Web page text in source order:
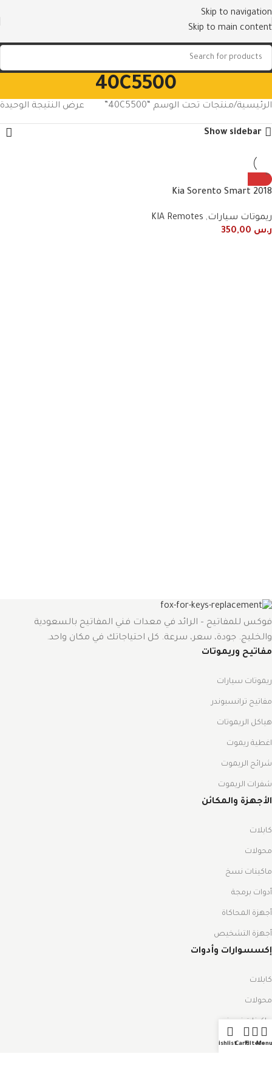
Skip to navigation
Skip to main content
40C5500
الرئيسية منتجات تحت الوسم “40C5500” عرض النتيجة الوحيدة
Show sidebar
2018 Kia Sorento Smart
ريموتات سيارات,
KIA Remotes
ر.س
فوكس للمفاتيح – الرائد في معدات فني المفاتيح بالسعودية
والخليج. جودة، سعر، سرعة. كل احتياجاتك في مكان واحد.
مفاتيح وريموتات
ريموتات سيارات
مفاتيح ترانسبوندر
هياكل الريموتات
اغطية ريموت
شرائح الريموت
شفرات الريموت
الأجهزة والمكائن
كابلات
محولات
ماكينات نسخ
أدوات برمجة
أجهزة المحاكاة
أجهزة التشخيص
إكسسوارات وأدوات
كابلات
محولات
ماكينات نسخ
أدوات برمجة
Menu
Filters
Cart
Wishlist